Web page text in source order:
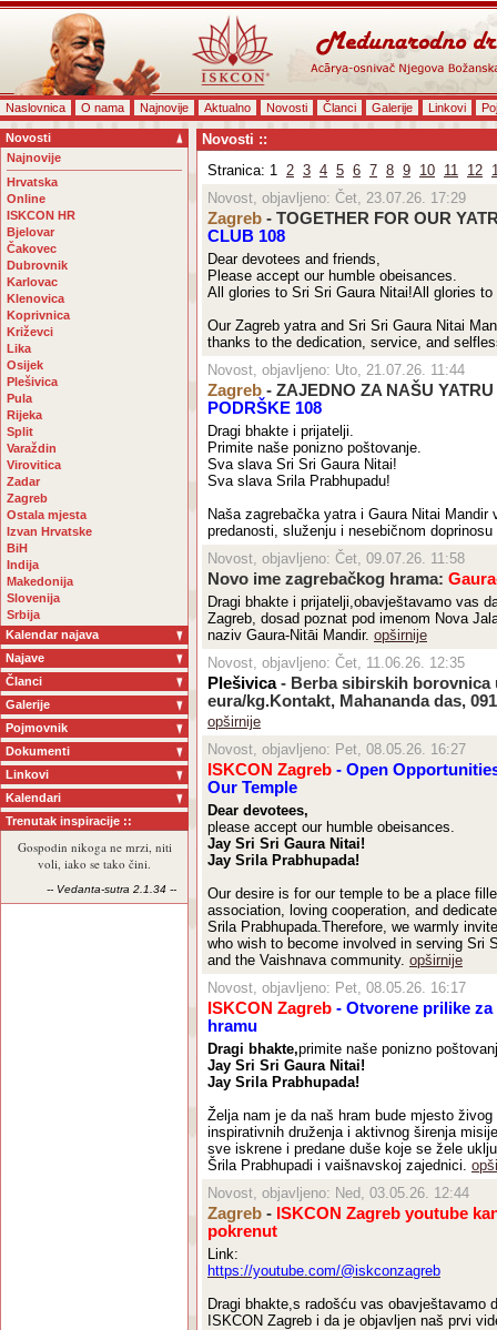
Naslovnica O nama Najnovije Aktualno Novosti Članci Galerije Linkovi
Novosti
Najnovije
Hrvatska
Online
ISKCON HR
Bjelovar
Čakovec
Dubrovnik
Karlovac
Klenovica
Koprivnica
Križevci
Lika
Osijek
Plešivica
Pula
Rijeka
Split
Varaždin
Virovitica
Zadar
Zagreb
Ostala mjesta
Izvan Hrvatske
BiH
Indija
Makedonija
Slovenija
Srbija
Kalendar najava
Najave
Članci
Galerije
Pojmovnik
Dokumenti
Linkovi
Kalendari
Trenutak inspiracije ::
Gospodin nikoga ne mrzi, niti
voli, iako se tako čini.
-- Vedanta-sutra 2.1.34 --
Novosti ::
Stranica: 1 2 3 4 5 6 7 8 9 10 11 12
Novost, objavljeno: Čet, 23.07.26. 17:29
Zagreb - TOGETHER FOR OUR
CLUB 108
Dear devotees and friends,
Please accept our humble obeisances.
All glories to Sri Sri Gaura Nitai!All glories to
Our Zagreb yatra and Sri Sri Gaura Nitai
thanks to the dedication, service, and
Novost, objavljeno: Uto, 21.07.26. 11:44
Zagreb - ZAJEDNO ZA NAŠU YATRU
PODRŠKE 108
Dragi bhakte i prijatelji.
Primite naše ponizno poštovanje.
Sva slava Sri Sri Gaura Nitai!
Sva slava Srila Prabhupadu!
Naša zagrebačka yatra i Gaura Nitai
predanosti, služenju i nesebičnom
Novost, objavljeno: Čet, 09.07.26. 11:58
Novo ime zagrebačkog hrama:
Dragi bhakte i prijatelji,obavještavamo vas
Zagreb, dosad poznat pod imenom Nova
naziv Gaura-Nitāi Mandir. opširnije
Novost, objavljeno: Čet, 11.06.26. 12:35
Plešivica- Berba sibirskih borovnica
eura/kg.Kontakt, Mahananda das,
opširnije
Novost, objavljeno: Pet, 08.05.26. 16:27
ISKCON Zagreb - Open
Our Temple
Dear devotees,
please accept our humble obeisances.
Jay Sri Sri Gaura Nitai!
Jay Srila Prabhupada!
Our desire is for our temple to be a place
association, loving cooperation, and
Srila Prabhupada.Therefore, we warmly
who wish to become involved in serving Sri
and the Vaishnava community. opširnije
Novost, objavljeno: Pet, 08.05.26. 16:17
ISKCON Zagreb - Otvorene prilike
hramu
Dragi bhakte,primite naše ponizno
Jay Sri Sri Gaura Nitai!
Jay Srila Prabhupada!
Želja nam je da naš hram bude mjesto
inspirativnih druženja i aktivnog širenja
sve iskrene i predane duše koje se žele
Šrila Prabhupadi i vaišnavskoj zajednici.
Novost, objavljeno: Ned, 03.05.26. 12:44
Zagreb - ISKCON Zagreb youtube
pokrenut
Link:
https://youtube.com/@iskconzagreb
Dragi bhakte,s radošću vas obavještavamo
ISKCON Zagreb i da je objavljen naš prvi